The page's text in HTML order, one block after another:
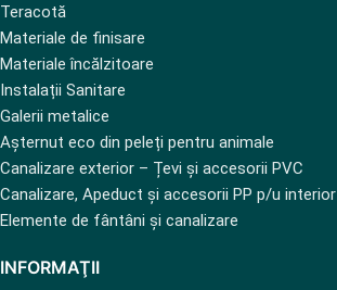
Teracotă
Materiale de finisare
Materiale încălzitoare
Instalații Sanitare
Galerii metalice
Așternut eco din peleți pentru animale
Canalizare exterior – Țevi și accesorii PVC
Canalizare, Apeduct și accesorii PP p/u interior
Elemente de fântâni și canalizare
INFORMAŢII